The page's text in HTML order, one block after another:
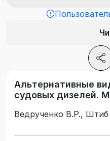
Альтернативные
судовых дизелей.
Ведрученко В.Р.,